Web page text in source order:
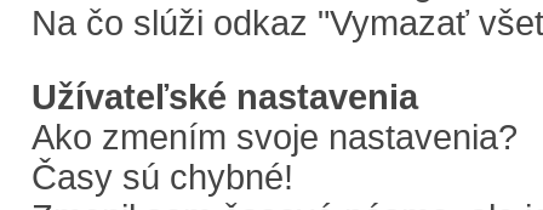
Na čo slúži odkaz "Vymazať
Užívateľské nastavenia
Ako zmením svoje nastavenia?
Časy sú chybné!